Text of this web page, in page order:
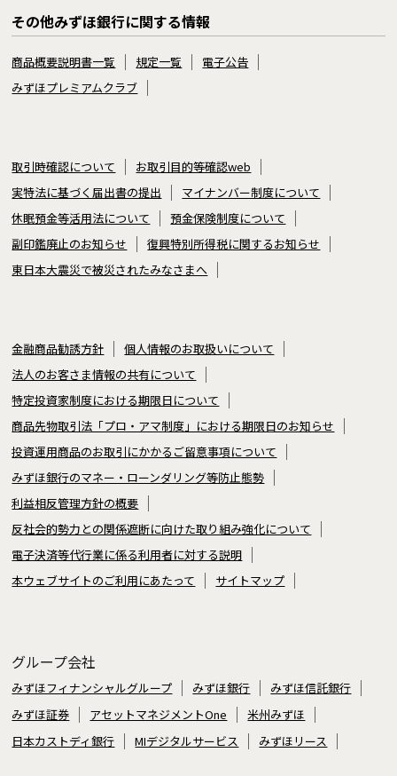
その他みずほ銀行に関する情報
商品概要説明書一覧 規定一覧
電子公告
みずほプレミアムクラブ
取引時確認について
お取引目的等確認web
実特法に基づく届出書の提出
マイナンバー制度について
休眠預金等活用法について
預金保険制度について
副印鑑廃止のお知らせ
復興特別所得税に関するお知らせ
東日本大震災で被災されたみなさまへ
金融商品勧誘方針
個人情報のお取扱いについて
法人のお客さま情報の共有について
特定投資家制度における期限日について
商品先物取引法「プロ・アマ制度」における期限日のお知らせ
投資運用商品のお取引にかかるご留意事項について
みずほ銀行のマネー・ローンダリング等防止態勢
利益相反管理方針の概要
反社会的勢力との関係遮断に向けた取り組み強化について
電子決済等代行業に係る利用者に対する説明
本ウェブサイトのご利用にあたって
サイトマップ
グループ会社
みずほフィナンシャルグループ みずほ銀行
みずほ信託銀行
みずほ証券
アセットマネジメントOne
米州みずほ
日本カストディ銀行
MIデジタルサービス みずほリース